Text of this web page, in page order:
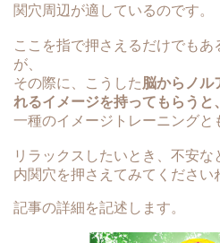
関穴周辺が適しているのです。
ここを指で押さえるだけでも
が、
その際に、こうした脳からノル
れるイメージを持ってもらうと
一種のイメージトレーニングと
リラックスしたいとき、不安
内関穴を押さえてみてください
記事の詳細を記述します。